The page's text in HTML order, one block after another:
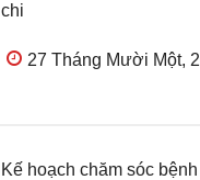
chi
27 Tháng Mười Một,
Kế hoạch chăm sóc